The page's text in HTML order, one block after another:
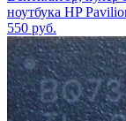
ноутбука HP
550 руб.